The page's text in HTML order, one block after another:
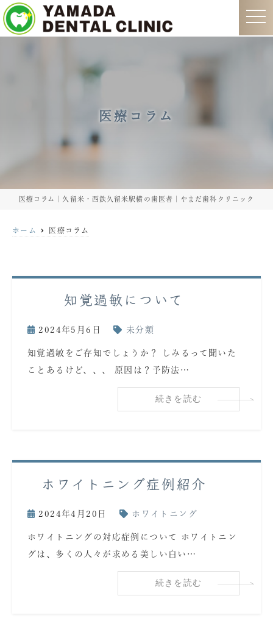
医療コラム
医療コラム｜久留米・西鉄久留米駅横の歯医者｜やまだ歯科クリニック
t
o
ホーム 医療コラム
知覚過敏について
2024年5月6日 未分類
知覚過敏をご存知でしょうか？ しみるって聞いた
ことあるけど、、、 原因は？予防法…
続きを読む
ホワイトニング症例紹介
2024年4月20日 ホワイトニング
ホワイトニングの対応症例について ホワイトニン
グは、多くの人々が求める美しい白い…
続きを読む